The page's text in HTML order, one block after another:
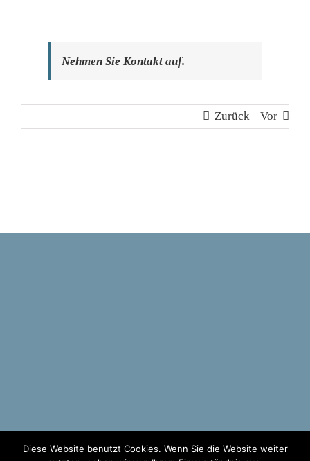
Nehmen Sie Kontakt auf.
Zurück Vor
© 2026 by Rechtsanwalt Thomas Knabe-Horn |Kontakt|Impressum|
Diese Website benutzt Cookies. Wenn Sie die Website weiter